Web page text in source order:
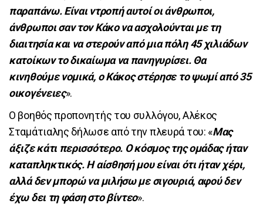
παραπάνω. Είναι ντροπή αυτοί οι άνθρωποι,
άνθρωποι σαν τον Κάκο να ασχολούνται με τη
διαιτησία και να στερούν από μια πόλη 45 χιλιάδων
κατοίκων το δικαίωμα να πανηγυρίσει. Θα
κινηθούμε νομικά, ο Κάκος στέρησε το ψωμί από 35
οικογένειες».
Ο βοηθός προπονητής του συλλόγου, Αλέκος
Σταμάτιαλης δήλωσε από την πλευρά του: «Μας
άξιζε κάτι περισσότερο. Ο κόσμος της ομάδας ήταν
καταπληκτικός. Η αίσθησή μου είναι ότι ήταν χέρι,
αλλά δεν μπορώ να μιλήσω με σιγουριά, αφού δεν
έχω δει τη φάση στο βίντεο».